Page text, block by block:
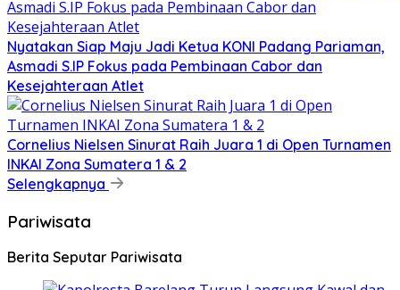
Nyatakan Siap Maju Jadi Ketua KONI Padang Pariaman,
Asmadi S.IP Fokus pada Pembinaan Cabor dan
Kesejahteraan Atlet
Cornelius Nielsen Sinurat Raih Juara 1 di Open Turnamen
INKAI Zona Sumatera 1 & 2
Selengkapnya
Pariwisata
Berita Seputar Pariwisata